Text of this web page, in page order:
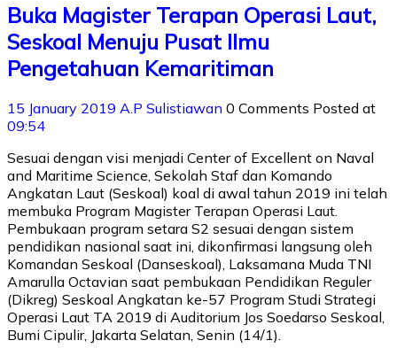
Buka Magister Terapan Operasi Laut,
Seskoal Menuju Pusat Ilmu
Pengetahuan Kemaritiman
15 January 2019 A.P Sulistiawan 0 Comments Posted at
09:54
Sesuai dengan visi menjadi Center of Excellent on Naval
and Maritime Science, Sekolah Staf dan Komando
Angkatan Laut (Seskoal) koal di awal tahun 2019 ini telah
membuka Program Magister Terapan Operasi Laut.
Pembukaan program setara S2 sesuai dengan sistem
pendidikan nasional saat ini, dikonfirmasi langsung oleh
Komandan Seskoal (Danseskoal), Laksamana Muda TNI
Amarulla Octavian saat pembukaan Pendidikan Reguler
(Dikreg) Seskoal Angkatan ke-57 Program Studi Strategi
Operasi Laut TA 2019 di Auditorium Jos Soedarso Seskoal,
Bumi Cipulir, Jakarta Selatan, Senin (14/1).